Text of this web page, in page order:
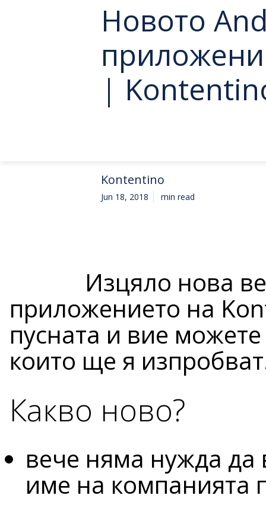
Новото
|
Kontentino
Jun 18, 2018 min read
Изцяло нова
приложението на
пусната и вие
които ще я
Какво ново?
вече няма нужда да
име на компанията